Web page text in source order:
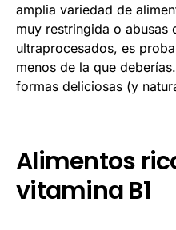
amplia variedad de
muy restringida o abusas
ultraprocesados, es
menos de la que
formas deliciosas (y
Alimentos
vitamina B1